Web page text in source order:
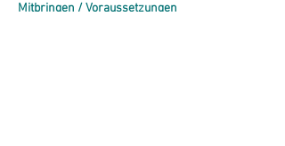
Mitbringen / Voraussetzungen